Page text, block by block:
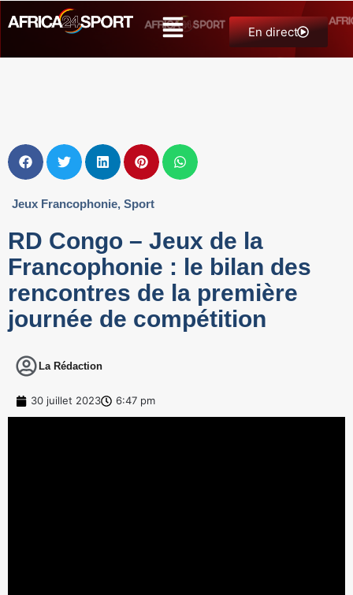
En direct
Jeux Francophonie, Sport
RD Congo – Jeux de la
Francophonie : le bilan des
rencontres de la première
journée de compétition
La Rédaction
30 juillet 2023 6:47 pm